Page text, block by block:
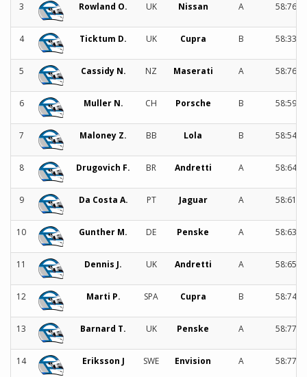
3 Rowland O. UK Nissan A 58:764
4 Ticktum D. UK Cupra B 58:337
5 Cassidy N. NZ Maserati A 58:768
6 Muller N. CH Porsche B 58:590
7 Maloney Z. BB Lola B 58:542
8 Drugovich F. BR Andretti A 58:647
9 Da Costa A. PT Jaguar A 58:614
10 Gunther M. DE Penske A 58:638
11 Dennis J. UK Andretti A 58:654
12 Marti P. SPA Cupra B 58:748
13 Barnard T. UK Penske A 58:778
14 Eriksson J SWE Envision A 58:779